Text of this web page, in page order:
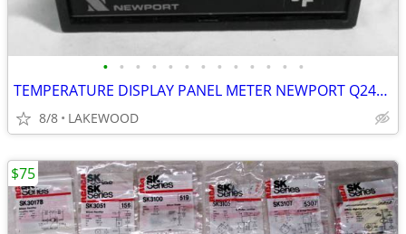
• • • • • • • • • • • • •
TEMPERATURE DISPLAY PANEL METER NEWPORT Q2454KDF1 3½DIG 9-32V TC=J,K,T
8/8 LAKEWOOD
$75